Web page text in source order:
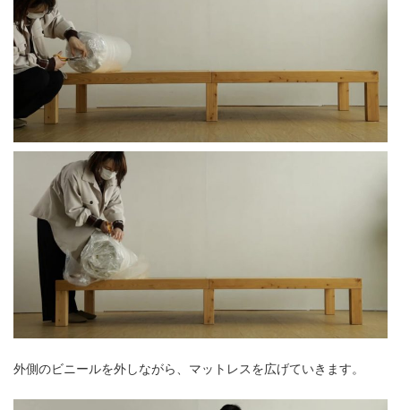
外側のビニールを外しながら、マットレスを広げていきます。